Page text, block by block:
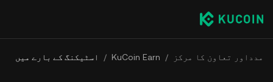
مدداور تعاون کا مرکز /
KuCoin Earn
/ اسٹیکنگ کے بارے میں